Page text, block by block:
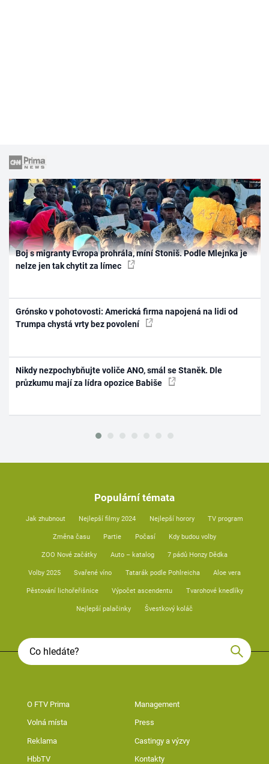
Boj s migranty Evropa prohrála, míní Stoniš. Podle Mlejnka je
nelze jen tak chytit za límec
Grónsko v pohotovosti: Americká firma napojená na lidi od
Trumpa chystá vrty bez povolení
Nikdy nezpochybňujte voliče ANO, smál se Staněk. Dle
průzkumu mají za lídra opozice Babiše
Populární témata
Jak zhubnout Nejlepší filmy 2024 Nejlepší horory TV program
Změna času Partie Počasí Kdy budou volby
ZOO Nové začátky Auto – katalog 7 pádů Honzy Dědka
Volby 2025 Svařené víno Tatarák podle Pohlreicha Aloe vera
Pěstování lichořeřišnice Výpočet ascendentu Tvarohové knedlíky
Nejlepší palačinky Švestkový koláč
O FTV Prima Management
Volná místa Press
Reklama Castingy a výzvy
HbbTV Kontakty